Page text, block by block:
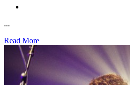
...
Read More